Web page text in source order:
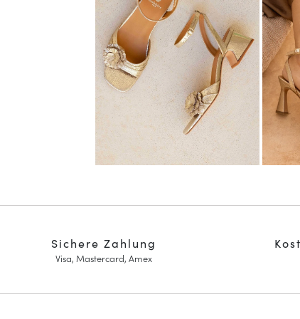
Sichere Zahlung
Visa, Mastercard, Amex